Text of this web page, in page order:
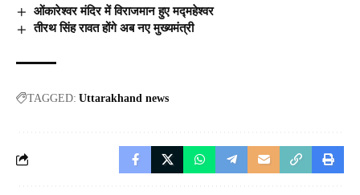
ओंकारेश्वर मंदिर में विराजमान हुए मद्महेश्वर
तीरथ सिंह रावत होंगे अब नए मुख्यमंत्री
TAGGED: Uttarakhand news